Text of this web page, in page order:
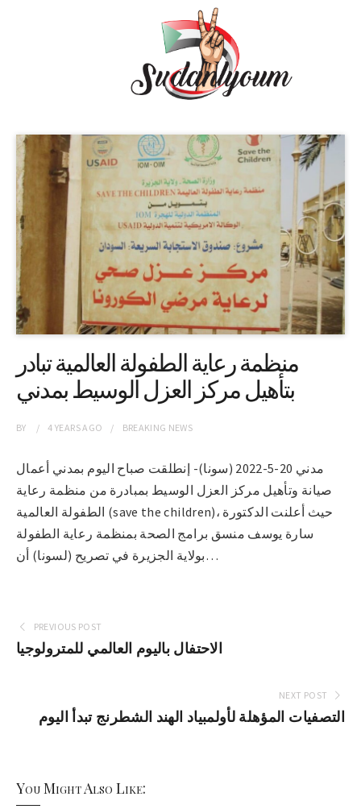
منظمة رعاية الطفولة العالمية تبادر
بتأهيل مركز العزل الوسيط بمدني
BY 4 YEARSAGO BREAKING NEWS
مدني 20-5-2022 (سونا)- إنطلقت صباح اليوم بمدني أعمال
صيانة وتأهيل مركز العزل الوسيط بمبادرة من منظمة رعاية
الطفولة العالمية (save the children)، حيث أعلنت الدكتورة
سارة يوسف منسق برامج الصحة بمنظمة رعاية الطفولة
بولاية الجزيرة في تصريح (لسونا) أن…
PREVIOUS POST
الاحتفال باليوم العالمي للمترولوجيا
NEXT POST
التصفيات المؤهلة لأولمبياد الهند الشطرنج تبدأ اليوم
You Might Also Like: